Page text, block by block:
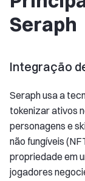
Seraph
Integração
Seraph usa a
tokenizar ativos
personagens e
não fungíveis
propriedade em
jogadores